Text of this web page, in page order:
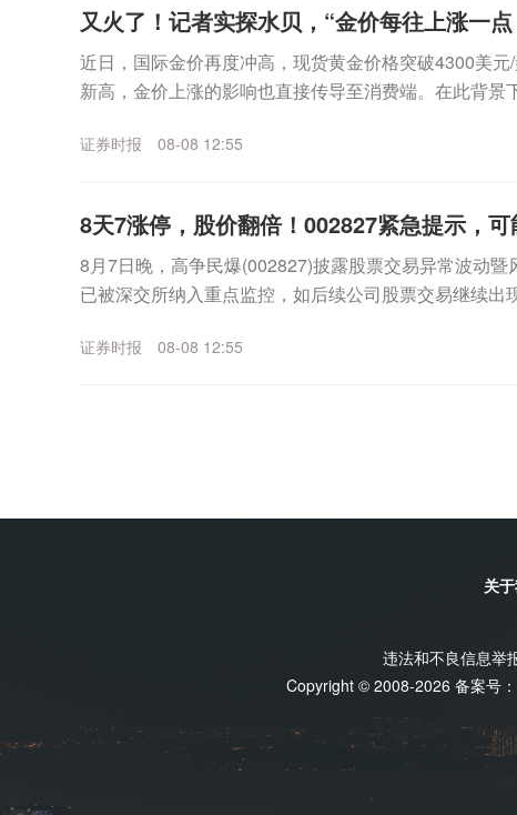
又火了！记者实探水贝，“金价每往上涨一
近日，国际金价再度冲高，现货黄金价格突破4300美
新高，金价上涨的影响也直接传导至消费端。在此背景
证券时报 08-08 12:55
8天7涨停，股价翻倍！002827紧急提示，可
8月7日晚，高争民爆(002827)披露股票交易异常波动暨
已被深交所纳入重点监控，如后续公司股票交易继续出
证券时报 08-08 12:55
关
违法和不良信息举
Copyright © 2008-2026 备案号：